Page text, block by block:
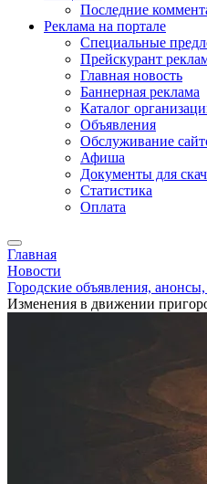
Последние
Реклама на портале
Специальные
Прейскурант
Главная новость
Баннерная реклама
Каталог
Объявления
Обслуживание
Афиша
Документы для
Статистика
Оплата
Главная
Новости
Городские объявления,
Изменения в движении